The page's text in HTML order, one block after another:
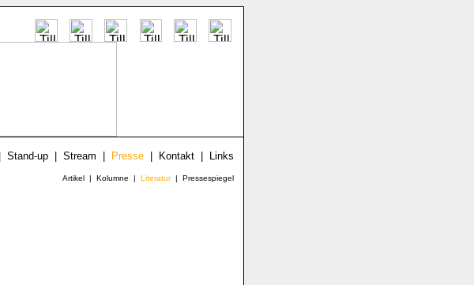
Stand-up Stream Presse Kontakt Links
Artikel | Kolumne | Literatur| Pressespiegel